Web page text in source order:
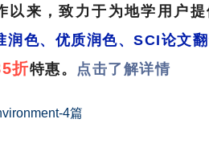
以来，致力于为地学用户提
润色、优质润色、SCI论文
折特惠。 点击了解详情
4篇